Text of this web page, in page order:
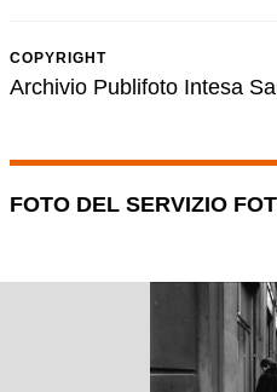
COPYRIGHT
Archivio Publifoto Intesa
FOTO DEL SERVIZIO